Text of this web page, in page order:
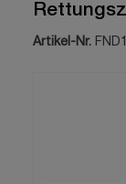
Artikel-Nr.